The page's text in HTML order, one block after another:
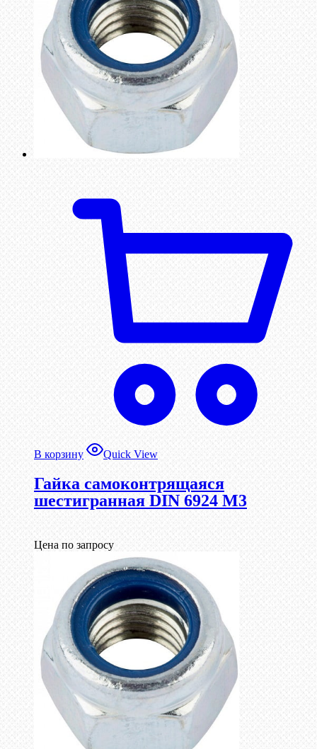
В корзину Quick View
Гайка самоконтрящаяся
шестигранная DIN 6924 М3
Цена по запросу